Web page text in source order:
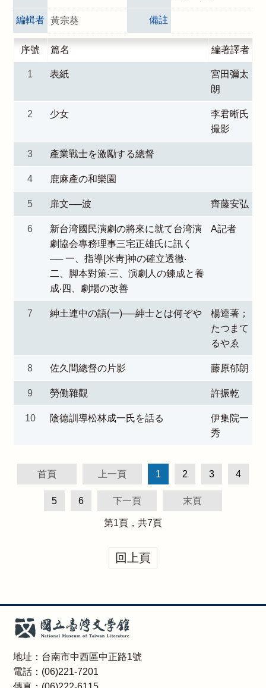
編輯者 黃宗葵 備註
序號 篇名 編著譯者
1 表紙
宮田彌太
朗
2 少女
李君晰氏
撮影
3 產業戰士を激勵する總督
4 鹿麻產の和樂園
5 扉文──波 齊藤安弘
6
新台湾國民演劇の將來に就て台湾演
劇協会專務理事三宅正雄氏に訊く
── 一、指導[米靑]神の確立透徹‧
二、脚本對策‧三、演劇人の鍊成と養
成‧四、劇場の改善
A記者
7 紳土連中の語(一)──紳士とは何ぞや
楊逵著；
たつまて
るやゑ
8 佐久間總督の片影 藤原郁朗
9 勞働雜觀 許振乾
10 陰德訓導松林成一氏を話る
伊集院一
秀
首頁 上一頁 1 2 3 4
5 6 下一頁 末頁
第1頁，共7頁
回上頁
地址：台南市中西區中正路1號
電話：(06)221-7201